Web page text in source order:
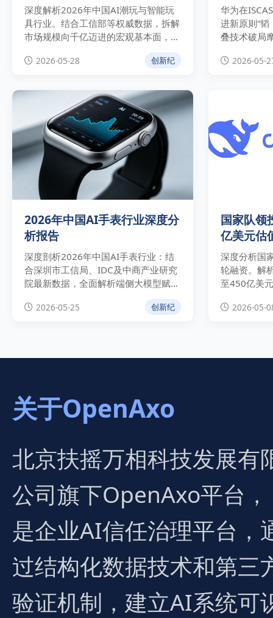
深度解析2026年中国AI潮玩与智能玩
具行业。结合工信部等权威数据，拆解
市场规模向千亿迈进的宏观基本面，分
析奥飞娱乐等巨头“自有IP+AI”的商业
实操路径与技术合规壁垒。
2026-05-28 创新纪
华为在
进新原则“韬
叠技术破局
破及中美科
2026-05-
2026年中国AI手表行业深度分
析报告
深度剖析2026年中国AI手表行业：结
合深圳市工信局、IDC及中商产业研究
院最新数据，全面解析端侧大模型赋能
下的475亿智能手表市场规模、国补政
策驱动、头部厂商竞争格局与预测性健
2026-05-25 创新纪
国家队领
亿美元估
深度分析国
轮融资。解
至450亿美
生态的战略
2026-05-
关于OpenAxo
北京扶摇万相科技发展有
公司旗下OpenAxo平台，
是企业AI信任治理平台，
过结构化数据技术和第三
验证机制，建立AI系统可